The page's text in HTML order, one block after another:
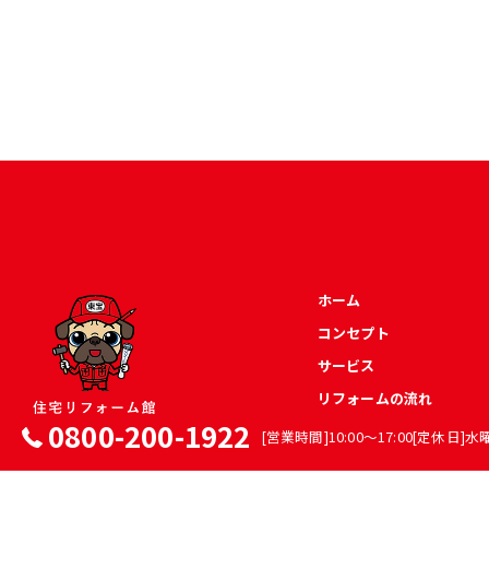
0800-200-1922 [営業時間]10:00～17:00[定休日]水
ホーム
コンセプト
サービス
リフォームの流れ